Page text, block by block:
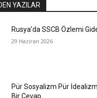
YAZILAR
Rusya’da SSCB Özlemi
29 Haziran 2026
Pür Sosyalizm Pür
Bir Cevap